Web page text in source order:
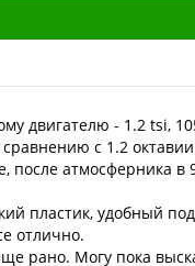
двигателю - 1.2 tsi,
с 1.2
после атмосферника
пластик, удобный
отлично.
рано. Могу пока